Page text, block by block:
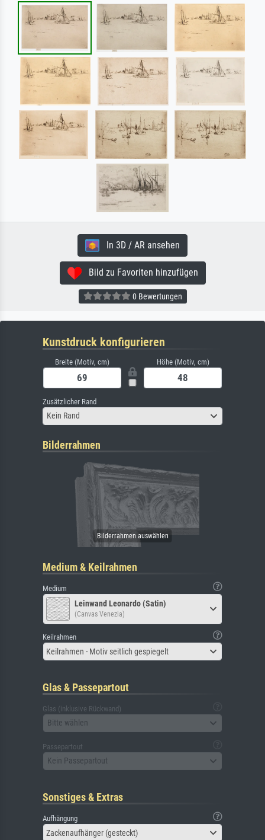
In 3D / AR ansehen
Bild zu Favoriten hinzufügen
0 Bewertungen
Kunstdruck konfigurieren
Breite (Motiv, cm) Höhe (Motiv, cm)
Zusätzlicher Rand
Kein Rand
Bilderrahmen
Medium & Keilrahmen
Medium
Leinwand Leonardo (Satin)
(Canvas Venezia)
Keilrahmen
Keilrahmen - Motiv seitlich gespiegelt
Glas & Passepartout
Glas (inklusive Rückwand)
Bitte wählen
Passepartout
Kein Passepartout
Sonstiges & Extras
Aufhängung
Zackenaufhänger (gesteckt)